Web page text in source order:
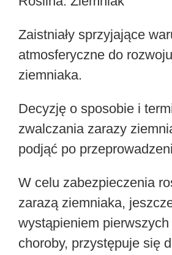
Zaistniały sprzyjające
atmosferyczne do
ziemniaka.
Decyzję o sposobie i
zwalczania zarazy
podjąć po
W celu zabezpieczenia
zarazą ziemniaka,
wystąpieniem
choroby, przystępuje się